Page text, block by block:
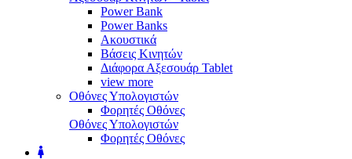
Power Bank
Power Banks
Ακουστικά
Βάσεις Κινητών
Διάφορα Αξεσουάρ Tablet
view more
Οθόνες Υπολογιστών
Φορητές Οθόνες
Οθόνες Υπολογιστών
Φορητές Οθόνες